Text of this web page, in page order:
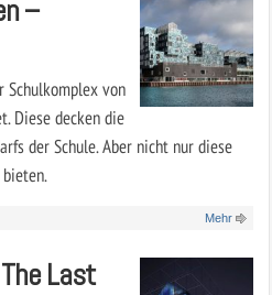
–
Schulkomplex von
Diese decken die
der Schule. Aber nicht nur diese
Mehr
Last